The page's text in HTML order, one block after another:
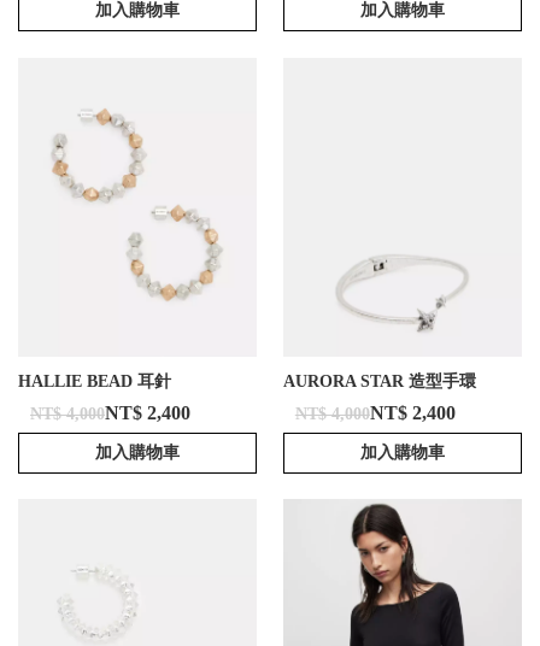
加入購物車 加入購物車
HALLIE BEAD 耳針
NT$ 4,000NT$ 2,400
加入購物車
AURORA STAR 造型手環
NT$ 4,000NT$ 2,400
加入購物車